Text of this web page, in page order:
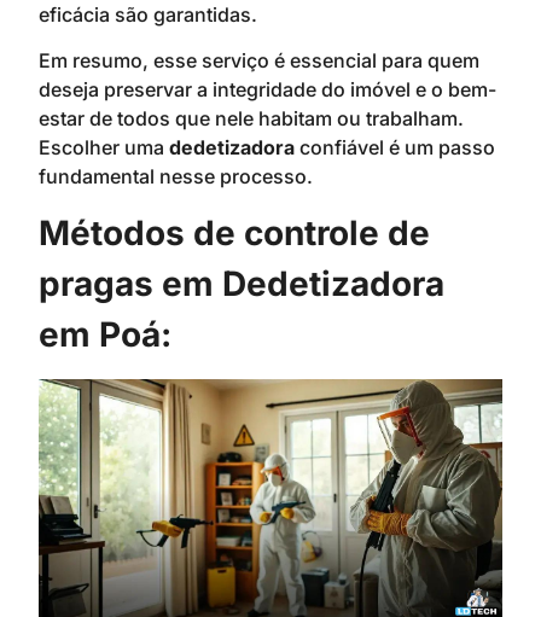
eficácia são garantidas.
Em resumo, esse serviço é essencial para quem
deseja preservar a integridade do imóvel e o bem-
estar de todos que nele habitam ou trabalham.
Escolher uma dedetizadora confiável é um passo
fundamental nesse processo.
Métodos de controle de
pragas em Dedetizadora
em Poá: